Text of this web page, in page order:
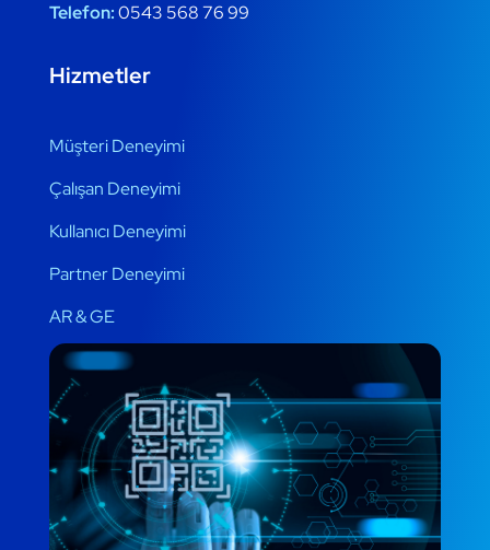
Telefon:0543 568 76 99
Hizmetler
Müşteri Deneyimi
Çalışan Deneyimi
Kullanıcı Deneyimi
Partner Deneyimi
AR & GE
QRidea AI
AR & GE